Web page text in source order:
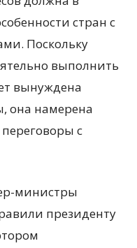
стран с
Поскольку
выполнить
вынуждена
она намерена
с
министры
президенту